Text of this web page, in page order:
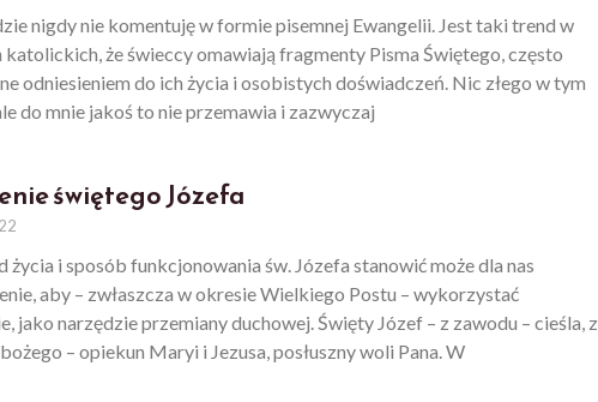
nigdy nie komentuję w formie pisemnej Ewangelii. Jest taki trend w
katolickich, że świeccy omawiają fragmenty Pisma Świętego, często
odniesieniem do ich życia i osobistych doświadczeń. Nic złego w tym
do mnie jakoś to nie przemawia i zazwyczaj
świętego Józefa
życia i sposób funkcjonowania św. Józefa stanowić może dla nas
aby – zwłaszcza w okresie Wielkiego Postu – wykorzystać
jako narzędzie przemiany duchowej. Święty Józef – z zawodu – cieśla, z
– opiekun Maryi i Jezusa, posłuszny woli Pana. W